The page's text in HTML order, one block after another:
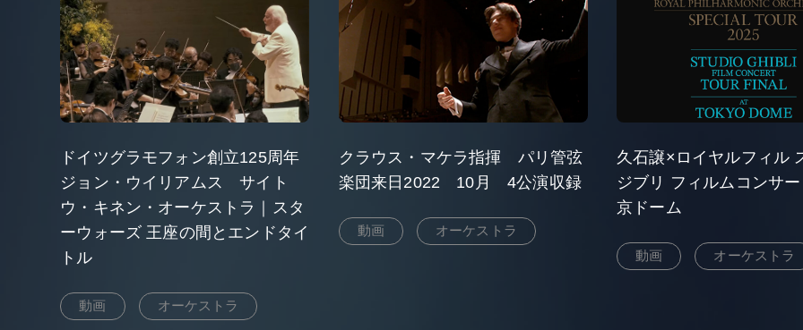
ドイツグラモフォン創立125周年
ジョン・ウイリアムス サイト
ウ・キネン・オーケストラ｜スタ
ーウォーズ 王座の間とエンドタイ
トル
動画 オーケストラ
クラウス・マケラ指揮 パリ管弦
楽団来日2022 10月 4公演収録
動画 オーケストラ
久石譲×ロイヤルフィル
ジブリ フィルムコンサ
京ドーム
動画 オーケストラ